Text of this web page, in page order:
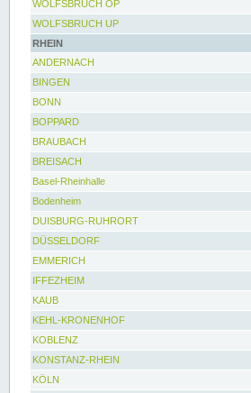
WOLFSBRUCH OP
WOLFSBRUCH UP
RHEIN
ANDERNACH
BINGEN
BONN
BOPPARD
BRAUBACH
BREISACH
Basel-Rheinhalle
Bodenheim
DUISBURG-RUHRORT
DÜSSELDORF
EMMERICH
IFFEZHEIM
KAUB
KEHL-KRONENHOF
KOBLENZ
KONSTANZ-RHEIN
KÖLN